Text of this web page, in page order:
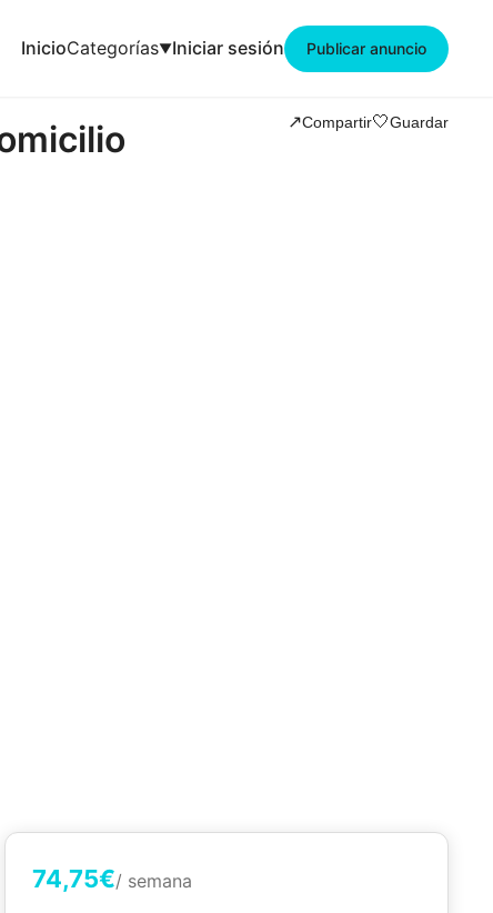
InicioCategorías Iniciar sesión Publicar anuncio
↗️Compartir🤍Guardar
74,75€/ semana